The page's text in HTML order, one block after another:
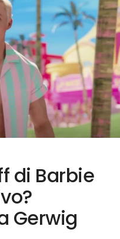
di Barbie
Gerwig